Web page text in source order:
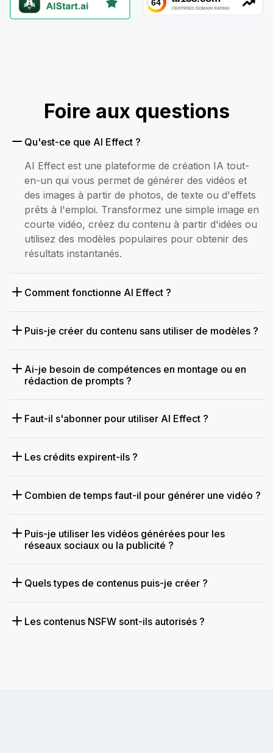
Foire aux questions
Qu'est-ce que AI Effect ?
AI Effect est une plateforme de création IA tout-
en-un qui vous permet de générer des vidéos et
des images à partir de photos, de texte ou d'effets
prêts à l'emploi. Transformez une simple image en
courte vidéo, créez du contenu à partir d'idées ou
utilisez des modèles populaires pour obtenir des
résultats instantanés.
Comment fonctionne AI Effect ?
Puis-je créer du contenu sans utiliser de modèles ?
Ai-je besoin de compétences en montage ou en
rédaction de prompts ?
Faut-il s'abonner pour utiliser AI Effect ?
Les crédits expirent-ils ?
Combien de temps faut-il pour générer une vidéo ?
Puis-je utiliser les vidéos générées pour les
réseaux sociaux ou la publicité ?
Quels types de contenus puis-je créer ?
Les contenus NSFW sont-ils autorisés ?